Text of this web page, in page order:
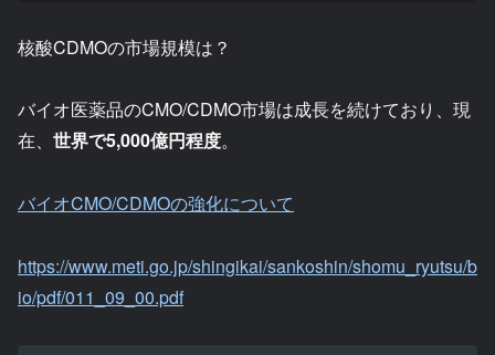
核酸CDMOの市場規模は？
バイオ医薬品のCMO/CDMO市場は成長を続けており、現
在、 世界で5,000億円程度。
バイオCMO/CDMOの強化について
https://www.meti.go.jp/shingikai/sankoshin/shomu_ryutsu/b
io/pdf/011_09_00.pdf